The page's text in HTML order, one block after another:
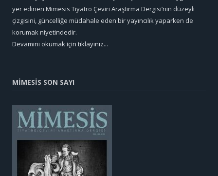
yer edinen Mimesis Tiyatro Çeviri Araştırma Dergisi’nin düzeyli
çizgisini, güncelliğe müdahale eden bir yayıncılık yaparken de
korumak niyetindedir.
Devamını okumak için tıklayınız...
MİMESİS SON SAYI